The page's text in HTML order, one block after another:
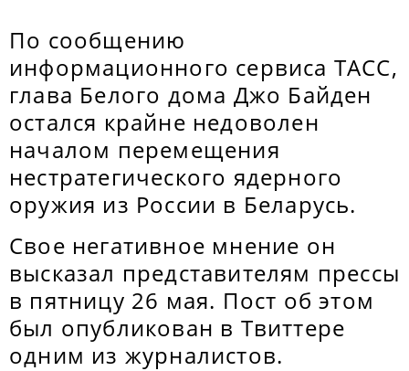
По сообщению
информационного сервиса ТАСС,
глава Белого дома Джо Байден
остался крайне недоволен
началом перемещения
нестратегического ядерного
оружия из России в Беларусь.
Свое негативное мнение он
высказал представителям прессы
в пятницу 26 мая. Пост об этом
был опубликован в Твиттере
одним из журналистов.